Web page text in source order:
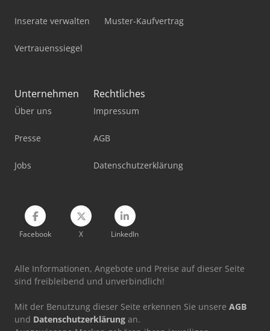
Imet Sirio 370 Af-Nc
Mep Shark 332-1 Sxi Evo
Mep Shark 350 Nc Hs 5.0
Mep Shark 382-1 Sxi Evo
Mep Tiger 352 Sx Evo
Inserate verwalten
Vertrauenssiegel
Muster-Kaufvertrag
Unternehmen
Über uns
Presse
Jobs
Rechtliches
Impressum
AGB
Datenschutzerklärung
Facebook X LinkedIn
Alle Informationen, Angebote und Preise auf dieser Seite
sind freibleibend und unverbindlich!
Mit der Benutzung dieser Seite erkennen Sie unsere AGB
und Datenschutzerklärung an.